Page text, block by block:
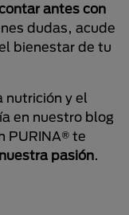
antes con
dudas, acude
bienestar de tu
nutrición y el
en nuestro blog
PURINA® te
pasión.